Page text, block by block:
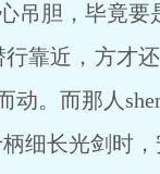
胆，毕竟要
近，方才还
。而那人
长光剑时，